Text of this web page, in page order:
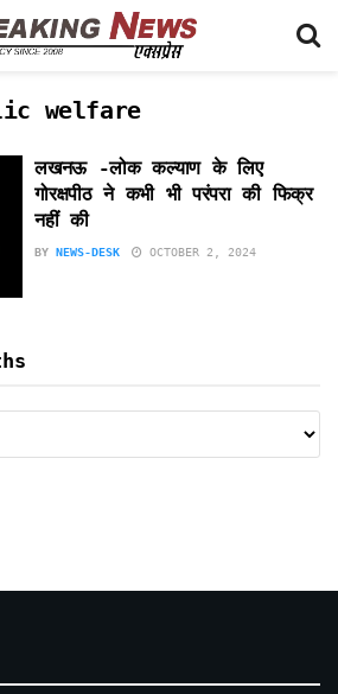
welfare
लखनऊ -लोक कल्याण के लिए
गोरक्षपीठ ने कभी भी परंपरा की फिक्र
नहीं की
BY NEWS-DESK OCTOBER 2, 2024